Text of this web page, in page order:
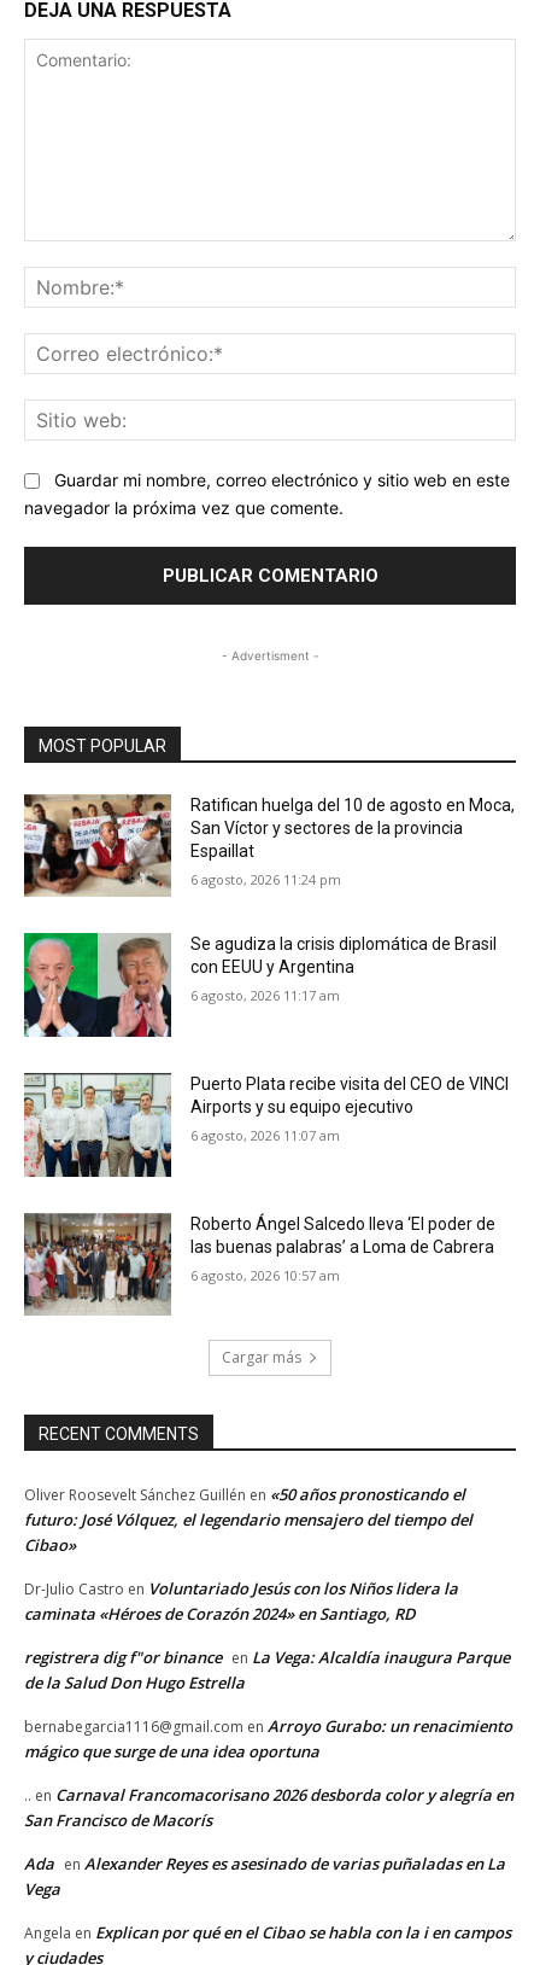
DEJA UNA RESPUESTA
Guardar mi nombre, correo electrónico y sitio web en este
navegador la próxima vez que comente.
- Advertisment -
MOST POPULAR
Ratifican huelga del 10 de agosto en Moca,
San Víctor y sectores de la provincia
Espaillat
6 agosto, 2026 11:24 pm
Se agudiza la crisis diplomática de Brasil
con EEUU y Argentina
6 agosto, 2026 11:17 am
Puerto Plata recibe visita del CEO de VINCI
Airports y su equipo ejecutivo
6 agosto, 2026 11:07 am
Roberto Ángel Salcedo lleva ‘El poder de
las buenas palabras’ a Loma de Cabrera
6 agosto, 2026 10:57 am
Cargar más
RECENT COMMENTS
Oliver Roosevelt Sánchez Guillén en «50 años pronosticando el
futuro: José Vólquez, el legendario mensajero del tiempo del
Cibao»
Dr-Julio Castro en Voluntariado Jesús con los Niños lidera la
caminata «Héroes de Corazón 2024» en Santiago, RD
registrera dig f"or binance en La Vega: Alcaldía inaugura Parque
de la Salud Don Hugo Estrella
bernabegarcia1116@gmail.com en Arroyo Gurabo: un renacimiento
mágico que surge de una idea oportuna
.. en Carnaval Francomacorisano 2026 desborda color y alegría en
San Francisco de Macorís
Ada en Alexander Reyes es asesinado de varias puñaladas en La
Vega
Angela en Explican por qué en el Cibao se habla con la i en campos
y ciudades